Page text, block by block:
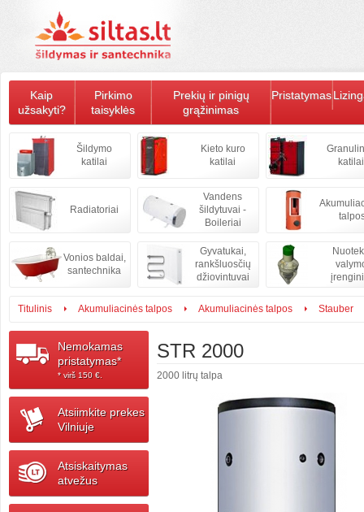
Kaip
užsakyti?
Pirkimo
taisyklės
Prekių ir pinigų
grąžinimas
Pristatymas
Šildymo
katilai
Kieto kuro
katilai
katilai
Radiatoriai
Vandens
šildytuvai -
Boileriai
Vonios baldai,
santechnika
Gyvatukai,
rankšluosčių
džiovintuvai
Titulinis Akumuliacinės talpos Akumuliacinės talpos Stauber
Nemokamas
pristatymas*
* virš 150 ‎€.
Atsiimkite prekes
Vilniuje
Atsiskaitymas
atvežus
STR 2000
2000 litrų talpa